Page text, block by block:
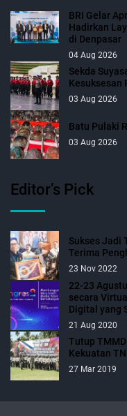
BRI Gelar
Hadirkan
di Denpasar
04 Aug 2026
Sekda
Kesuksesan
03 Aug 2026
Batu Pulaki
03 Aug 2026
Editor’s Pick
Sukses Jadi
Terima
23 Nov 2022
22-23
secara
Digital yang
21 Aug 2020
Tutup
Kekuatan
27 Mar 2019